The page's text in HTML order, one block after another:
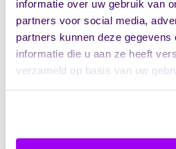
informatie over uw gebruik van
partners voor social media,
partners kunnen deze
informatie die u aan ze heeft
verzameld op basis van uw
heeft vervuld. Dit
vooroordelen in de
Hoe maak je
objectief?